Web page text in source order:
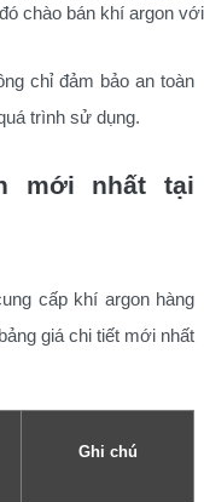
chào bán khí argon
chỉ đảm bảo an toàn
trình sử dụng.
mới nhất tại
cấp khí argon hàng
giá chi tiết mới nhất
Ghi chú